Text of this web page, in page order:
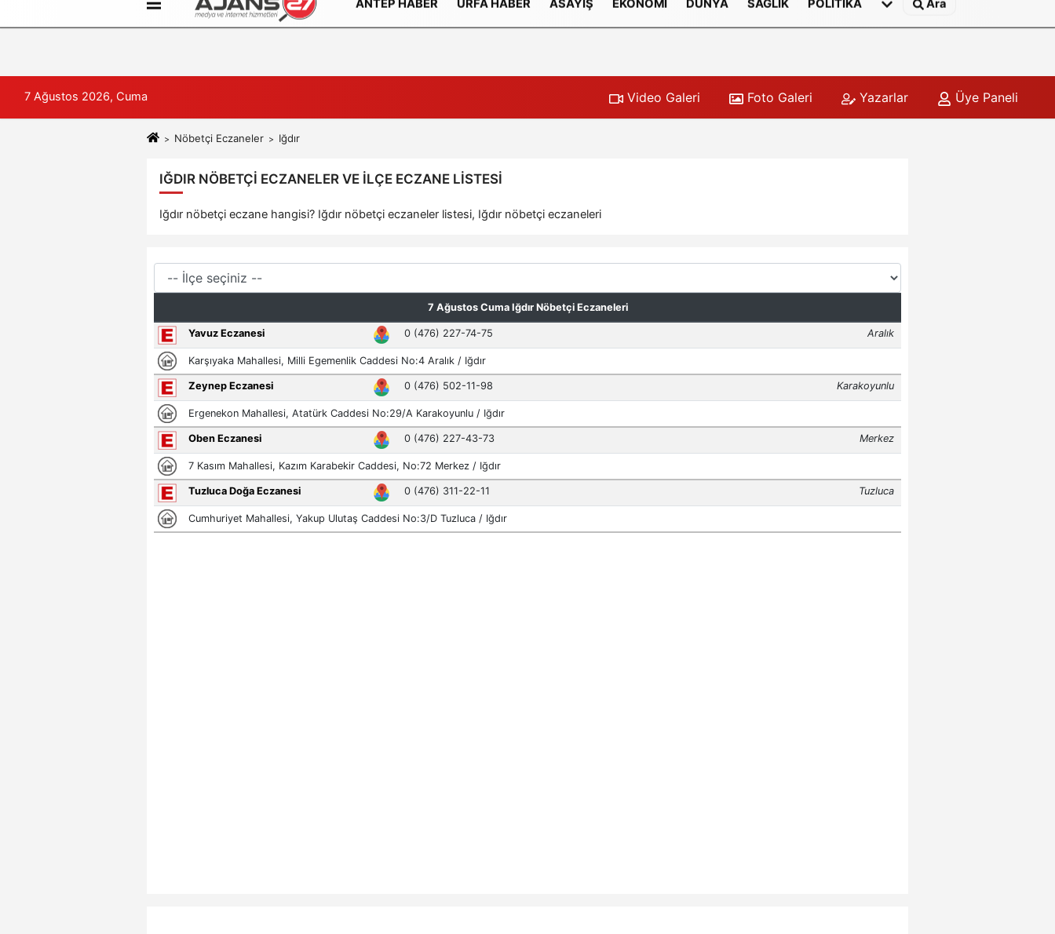
İletişim Çerez Politikası
ANTEP HABER URFA HABER ASAYIŞ EKONOMI DÜNYA SAĞLIK POLITIKA Ara
7 Ağustos 2026, Cuma Video Galeri Foto Galeri Yazarlar Üye Paneli
Nöbetçi Eczaneler Iğdır
IĞDIR NÖBETÇI ECZANELER VE İLÇE ECZANE LISTESI
Iğdır nöbetçi eczane hangisi? Iğdır nöbetçi eczaneler listesi, Iğdır nöbetçi eczaneleri